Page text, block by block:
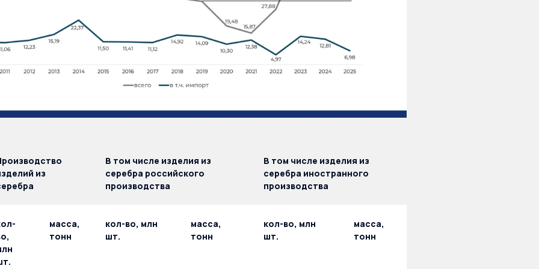
из
В том числе изделия из
серебра российского
производства
В том числе изделия из
серебра иностранного
производства
масса,
тонн
кол-во, млн
шт.
масса,
тонн
кол-во, млн
шт.
масса,
тонн